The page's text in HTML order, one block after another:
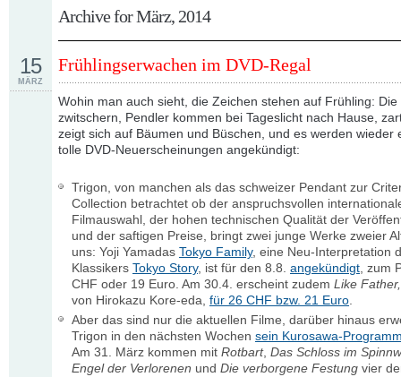
Archive for März, 2014
Frühlingserwachen im DVD-Regal
15
MÄRZ
Wohin man auch sieht, die Zeichen stehen auf Frühling: Die
zwitschern, Pendler kommen bei Tageslicht nach Hause,
zeigt sich auf Bäumen und Büschen, und es werden wieder
tolle DVD-Neuerscheinungen angekündigt:
Trigon, von manchen als das schweizer Pendant zur
Collection betrachtet ob der anspruchsvollen
Filmauswahl, der hohen technischen Qualität der
und der saftigen Preise, bringt zwei junge Werke zweier
uns: Yoji Yamadas Tokyo Family, eine Neu-Interpretation
Klassikers Tokyo Story, ist für den 8.8. angekündigt, zum
CHF oder 19 Euro. Am 30.4. erscheint zudem Like
von Hirokazu Kore-eda, für 26 CHF bzw. 21 Euro.
Aber das sind nur die aktuellen Filme, darüber hinaus
Trigon in den nächsten Wochen sein Kurosawa-
Am 31. März kommen mit Rotbart, Das Schloss im
Engel der Verlorenen und Die verborgene Festung vier